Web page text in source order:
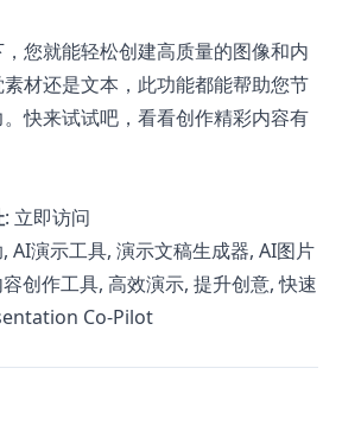
您就能轻松创建高质量的图像和内
材还是文本，此功能都能帮助您节
快来试试吧，看看创作精彩内容有
: 立即访问
, AI演示工具, 演示文稿生成器, AI图片
创作工具, 高效演示, 提升创意, 快速
Co-Pilot